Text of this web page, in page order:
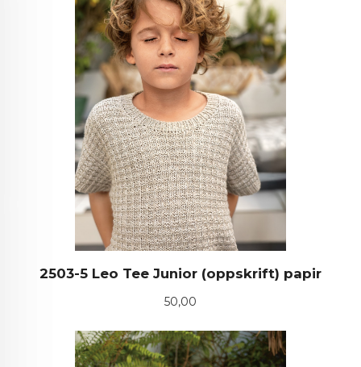
2503-5 Leo Tee Junior (oppskrift) papir
Pris
50,00